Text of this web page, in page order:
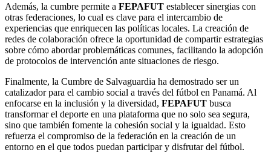
Además, la cumbre permite a FEPAFUT establecer sinergias con
otras federaciones, lo cual es clave para el intercambio de
experiencias que enriquecen las políticas locales. La creación de
redes de colaboración ofrece la oportunidad de compartir estrategias
sobre cómo abordar problemáticas comunes, facilitando la adopción
de protocolos de intervención ante situaciones de riesgo.
Finalmente, la Cumbre de Salvaguardia ha demostrado ser un
catalizador para el cambio social a través del fútbol en Panamá. Al
enfocarse en la inclusión y la diversidad, FEPAFUT busca
transformar el deporte en una plataforma que no solo sea segura,
sino que también fomente la cohesión social y la igualdad. Esto
refuerza el compromiso de la federación en la creación de un
entorno en el que todos puedan participar y disfrutar del fútbol.